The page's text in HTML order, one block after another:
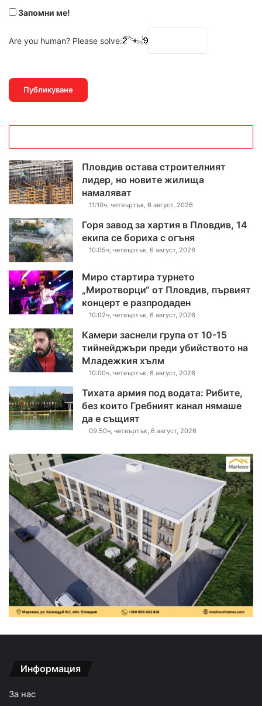
к
о
е
н
т
а
р
и
е
Запомни ме!
Are you human? Please solve:
Пловдив остава строителният
лидер, но новите жилища
намаляват
11:10ч, четвъртък, 6 август, 2026
Горя завод за хартия в Пловдив, 14
екипа се бориха с огъня
10:05ч, четвъртък, 6 август, 2026
Миро стартира турнето
„Миротворци“ от Пловдив, първият
концерт е разпродаден
10:02ч, четвъртък, 6 август, 2026
Камери заснели група от 10-15
тийнейджъри преди убийството на
Младежкия хълм
10:00ч, четвъртък, 6 август, 2026
Тихата армия под водата: Рибите,
без които Гребният канал нямаше
да е същият
09:50ч, четвъртък, 6 август, 2026
Информация
За нас